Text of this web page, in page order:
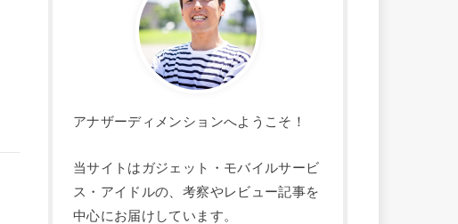
アナザーディメンションへようこそ！
当サイトはガジェット・モバイルサービ
ス・アイドルの、考察やレビュー記事を
中心にお届けしています。